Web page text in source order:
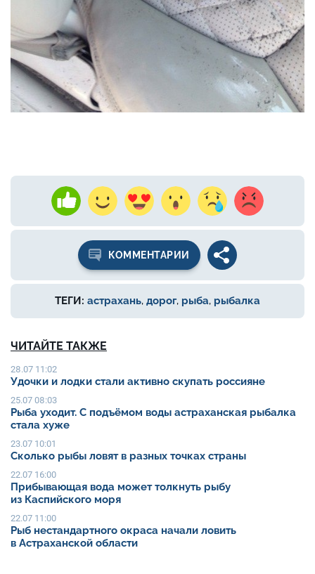
КОММЕНТАРИИ
ТЕГИ: астрахань, дорог, рыба, рыбалка
ЧИТАЙТЕ ТАКЖЕ
28.07 11:02
Удочки и лодки стали активно скупать россияне
25.07 08:03
Рыба уходит. С подъёмом воды астраханская рыбалка
стала хуже
23.07 10:01
Сколько рыбы ловят в разных точках страны
22.07 16:00
Прибывающая вода может толкнуть рыбу
из Каспийского моря
22.07 11:00
Рыб нестандартного окраса начали ловить
в Астраханской области